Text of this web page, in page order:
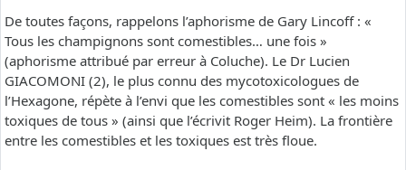
De toutes façons, rappelons l’aphorisme de Gary Lincoff : «
Tous les champignons sont comestibles… une fois »
(aphorisme attribué par erreur à Coluche). Le Dr Lucien
GIACOMONI (2), le plus connu des mycotoxicologues de
l’Hexagone, répète à l’envi que les comestibles sont « les moins
toxiques de tous » (ainsi que l’écrivit Roger Heim). La frontière
entre les comestibles et les toxiques est très floue.